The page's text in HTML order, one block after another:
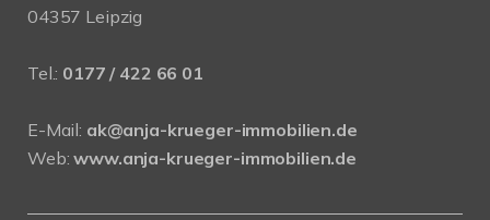
04357 Leipzig
Tel.: 0177 / 422 66 01
E-Mail: ak@anja-krueger-immobilien.de
Web:www.anja-krueger-immobilien.de